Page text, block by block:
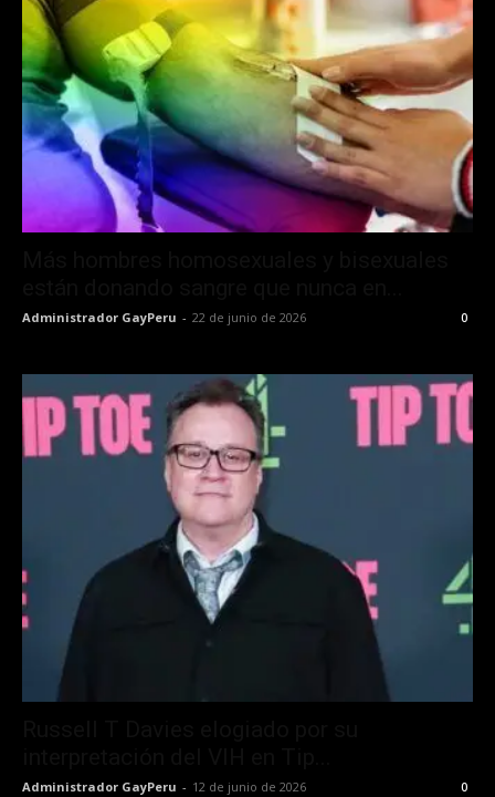
Administrador GayPeru - 22 de junio de 2026 0
Administrador GayPeru - 12 de junio de 2026 0